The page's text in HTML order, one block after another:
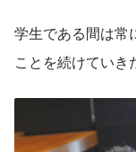
学生である間は常
ことを続けていき